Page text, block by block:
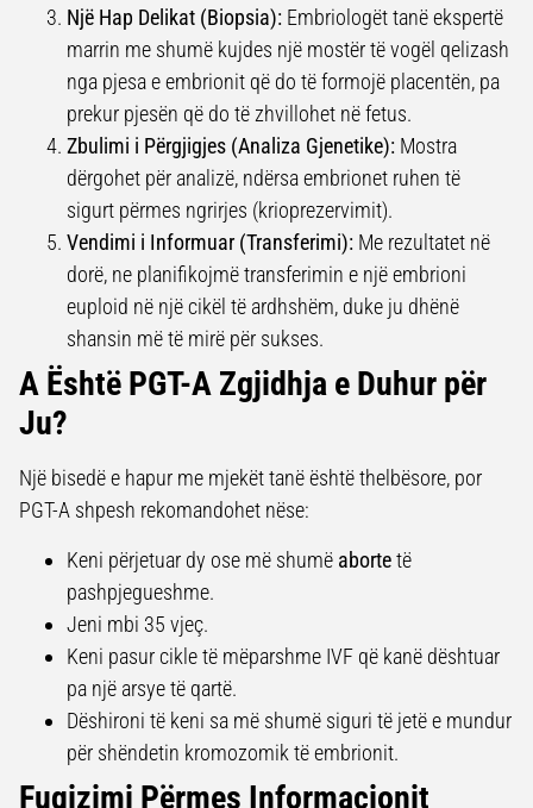
Një Hap Delikat (Biopsia): Embriologët tanë ekspertë
marrin me shumë kujdes një mostër të vogël qelizash
nga pjesa e embrionit që do të formojë placentën, pa
prekur pjesën që do të zhvillohet në fetus.
Zbulimi i Përgjigjes (Analiza Gjenetike): Mostra
dërgohet për analizë, ndërsa embrionet ruhen të
sigurt përmes ngrirjes (krioprezervimit).
Vendimi i Informuar (Transferimi): Me rezultatet në
dorë, ne planifikojmë transferimin e një embrioni
euploid në një cikël të ardhshëm, duke ju dhënë
shansin më të mirë për sukses.
A Është PGT-A Zgjidhja e Duhur për
Ju?
Një bisedë e hapur me mjekët tanë është thelbësore, por
PGT-A shpesh rekomandohet nëse:
Keni përjetuar dy ose më shumë abortetë
pashpjegueshme.
Jeni mbi 35 vjeç.
Keni pasur cikle të mëparshme IVF që kanë dështuar
pa një arsye të qartë.
Dëshironi të keni sa më shumë siguri të jetë e mundur
për shëndetin kromozomik të embrionit.
Fuqizimi Përmes Informacionit